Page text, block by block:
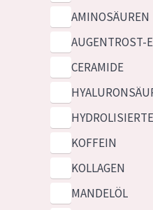
AMINOSÄUREN
AUGENTROST-
CERAMIDE
KOFFEIN
KOLLAGEN
MANDELÖL